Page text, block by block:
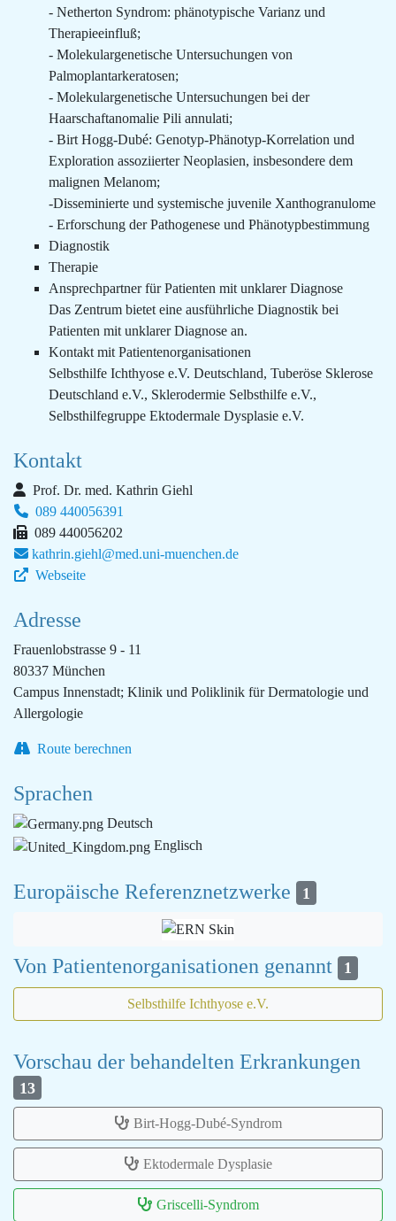
- Netherton Syndrom: phänotypische Varianz und
Therapieeinfluß;
- Molekulargenetische Untersuchungen von
Palmoplantarkeratosen;
- Molekulargenetische Untersuchungen bei der
Haarschaftanomalie Pili annulati;
- Birt Hogg-Dubé: Genotyp-Phänotyp-Korrelation und
Exploration assoziierter Neoplasien, insbesondere dem
malignen Melanom;
-Disseminierte und systemische juvenile Xanthogranulome
- Erforschung der Pathogenese und Phänotypbestimmung
Diagnostik
Therapie
Ansprechpartner für Patienten mit unklarer Diagnose
Das Zentrum bietet eine ausführliche Diagnostik bei
Patienten mit unklarer Diagnose an.
Kontakt mit Patientenorganisationen
Selbsthilfe Ichthyose e.V. Deutschland, Tuberöse Sklerose
Deutschland e.V., Sklerodermie Selbsthilfe e.V.,
Selbsthilfegruppe Ektodermale Dysplasie e.V.
Kontakt
Prof. Dr. med. Kathrin Giehl
089 440056391
089 440056202
kathrin.giehl@med.uni-muenchen.de
Webseite
Adresse
Frauenlobstrasse 9 - 11
80337 München
Campus Innenstadt; Klinik und Poliklinik für Dermatologie und
Allergologie
Route berechnen
Sprachen
Deutsch
Englisch
Europäische Referenznetzwerke 1
Von Patientenorganisationen genannt 1
Selbsthilfe Ichthyose e.V.
Vorschau der behandelten Erkrankungen
13
Birt-Hogg-Dubé-Syndrom
Ektodermale Dysplasie
Griscelli-Syndrom